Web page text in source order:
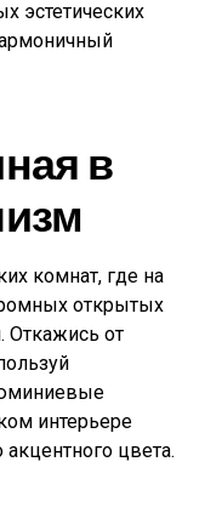
эстетических
в
комнат, где на
открытых
Откажись от
интерьере
цвета.